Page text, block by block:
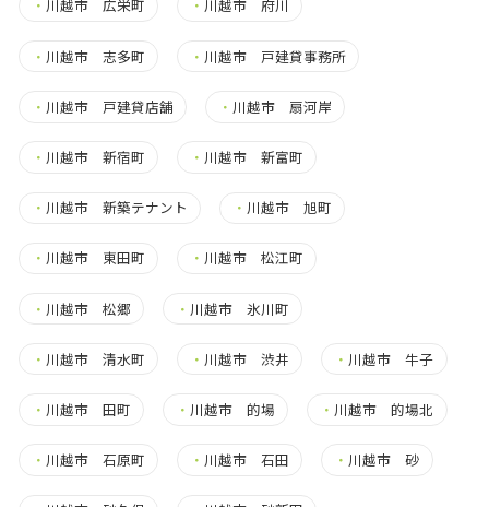
・ 川越市 広栄町 ・ 川越市 府川
・ 川越市 志多町 ・ 川越市 戸建貸事務所
・ 川越市 戸建貸店舗 ・ 川越市 扇河岸
・ 川越市 新宿町 ・ 川越市 新富町
・ 川越市 新築テナント ・ 川越市 旭町
・ 川越市 東田町 ・ 川越市 松江町
・ 川越市 松郷 ・ 川越市 氷川町
・ 川越市 清水町 ・ 川越市 渋井 ・ 川越市 牛子
・ 川越市 田町 ・ 川越市 的場 ・ 川越市 的場北
・ 川越市 石原町 ・ 川越市 石田 ・ 川越市 砂